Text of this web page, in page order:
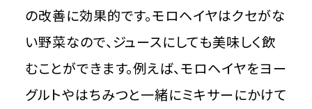
の改善に効果的です。モロヘイヤはクセがな
い野菜なので、ジュースにしても美味しく飲
むことができます。例えば、モロヘイヤをヨー
グルトやはちみつと一緒にミキサーにかけて